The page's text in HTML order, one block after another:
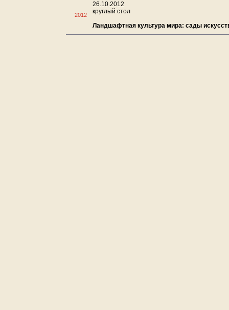
2012
26.10.2012
круглый стол
Ландшафтная культура мира: сады